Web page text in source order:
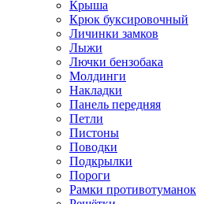
Крыша
Крюк буксировочный
Личинки замков
Лыжи
Лючки бензобака
Молдинги
Накладки
Панель передняя
Петли
Пистоны
Поводки
Подкрылки
Пороги
Рамки противотуманок